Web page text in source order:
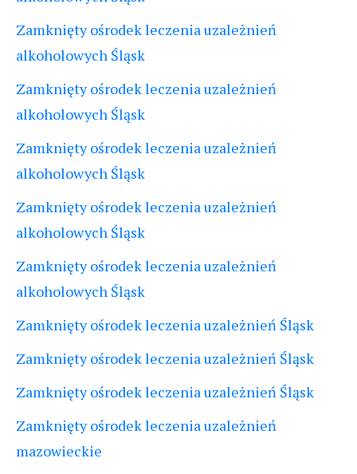
Zamknięty ośrodek leczenia uzależnień
alkoholowych Śląsk
Zamknięty ośrodek leczenia uzależnień
alkoholowych Śląsk
Zamknięty ośrodek leczenia uzależnień
alkoholowych Śląsk
Zamknięty ośrodek leczenia uzależnień
alkoholowych Śląsk
Zamknięty ośrodek leczenia uzależnień
alkoholowych Śląsk
Zamknięty ośrodek leczenia uzależnień Śląsk
Zamknięty ośrodek leczenia uzależnień Śląsk
Zamknięty ośrodek leczenia uzależnień Śląsk
Zamknięty ośrodek leczenia uzależnień
mazowieckie